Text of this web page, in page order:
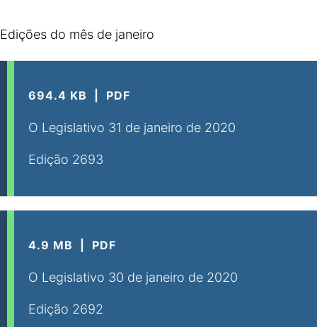
Edições do mês de janeiro
694.4 KB PDF
O Legislativo 31 de janeiro de 2020
Edição 2693
4.9 MB PDF
O Legislativo 30 de janeiro de 2020
Edição 2692